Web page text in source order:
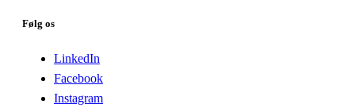
Følg os
LinkedIn
Facebook
Instagram